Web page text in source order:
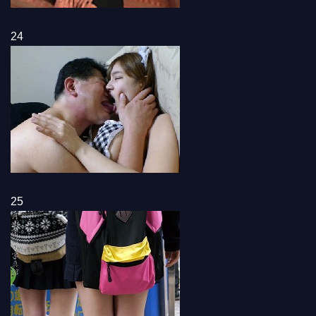
24
25